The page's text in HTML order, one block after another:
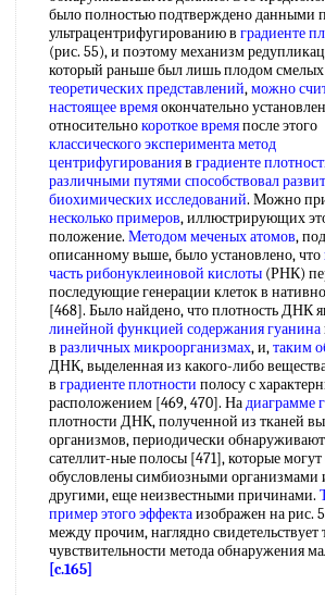
было полностью подтверждено данными
ультрацентрифугированию в градиенте
(рис. 55), и поэтому механизм
который раньше был лишь плодом смелых
теоретических представлений,можно
настоящее времяокончательно
относительнокороткое времяпосле этого
классического экспериментаметод
центрифугированияв градиенте
различными путями способствовал
биохимических исследований. Можно
несколько примеров, иллюстрирующих
положение. Методом меченых атомов,
описанному выше, было установлено, что
частьрибонуклеиновой кислоты (РНК)
последующие генерации клеток в
[468]. Было найдено, что плотность ДНК
линейной функцией содержания гуанина
в различных микроорганизмах, и,таким
ДНК, выделенная из какого-либо
в градиенте плотности полосу с
расположением [469, 470]. Надиаграмме
плотности ДНК, полученной из тканей
организмов, периодически
сателлит-ные полосы [471], которые могут
обусловлены симбиозными организмами
другими, еще неизвестными причинами.
примерэтого эффектаизображен на рис.
между прочим, наглядно свидетельствует
чувствительности метода обнаружения
[c.165]